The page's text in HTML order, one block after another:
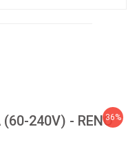
(60-240V) - RENO36%